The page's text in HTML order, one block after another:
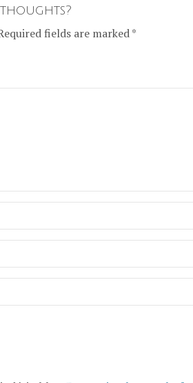
fields are marked *